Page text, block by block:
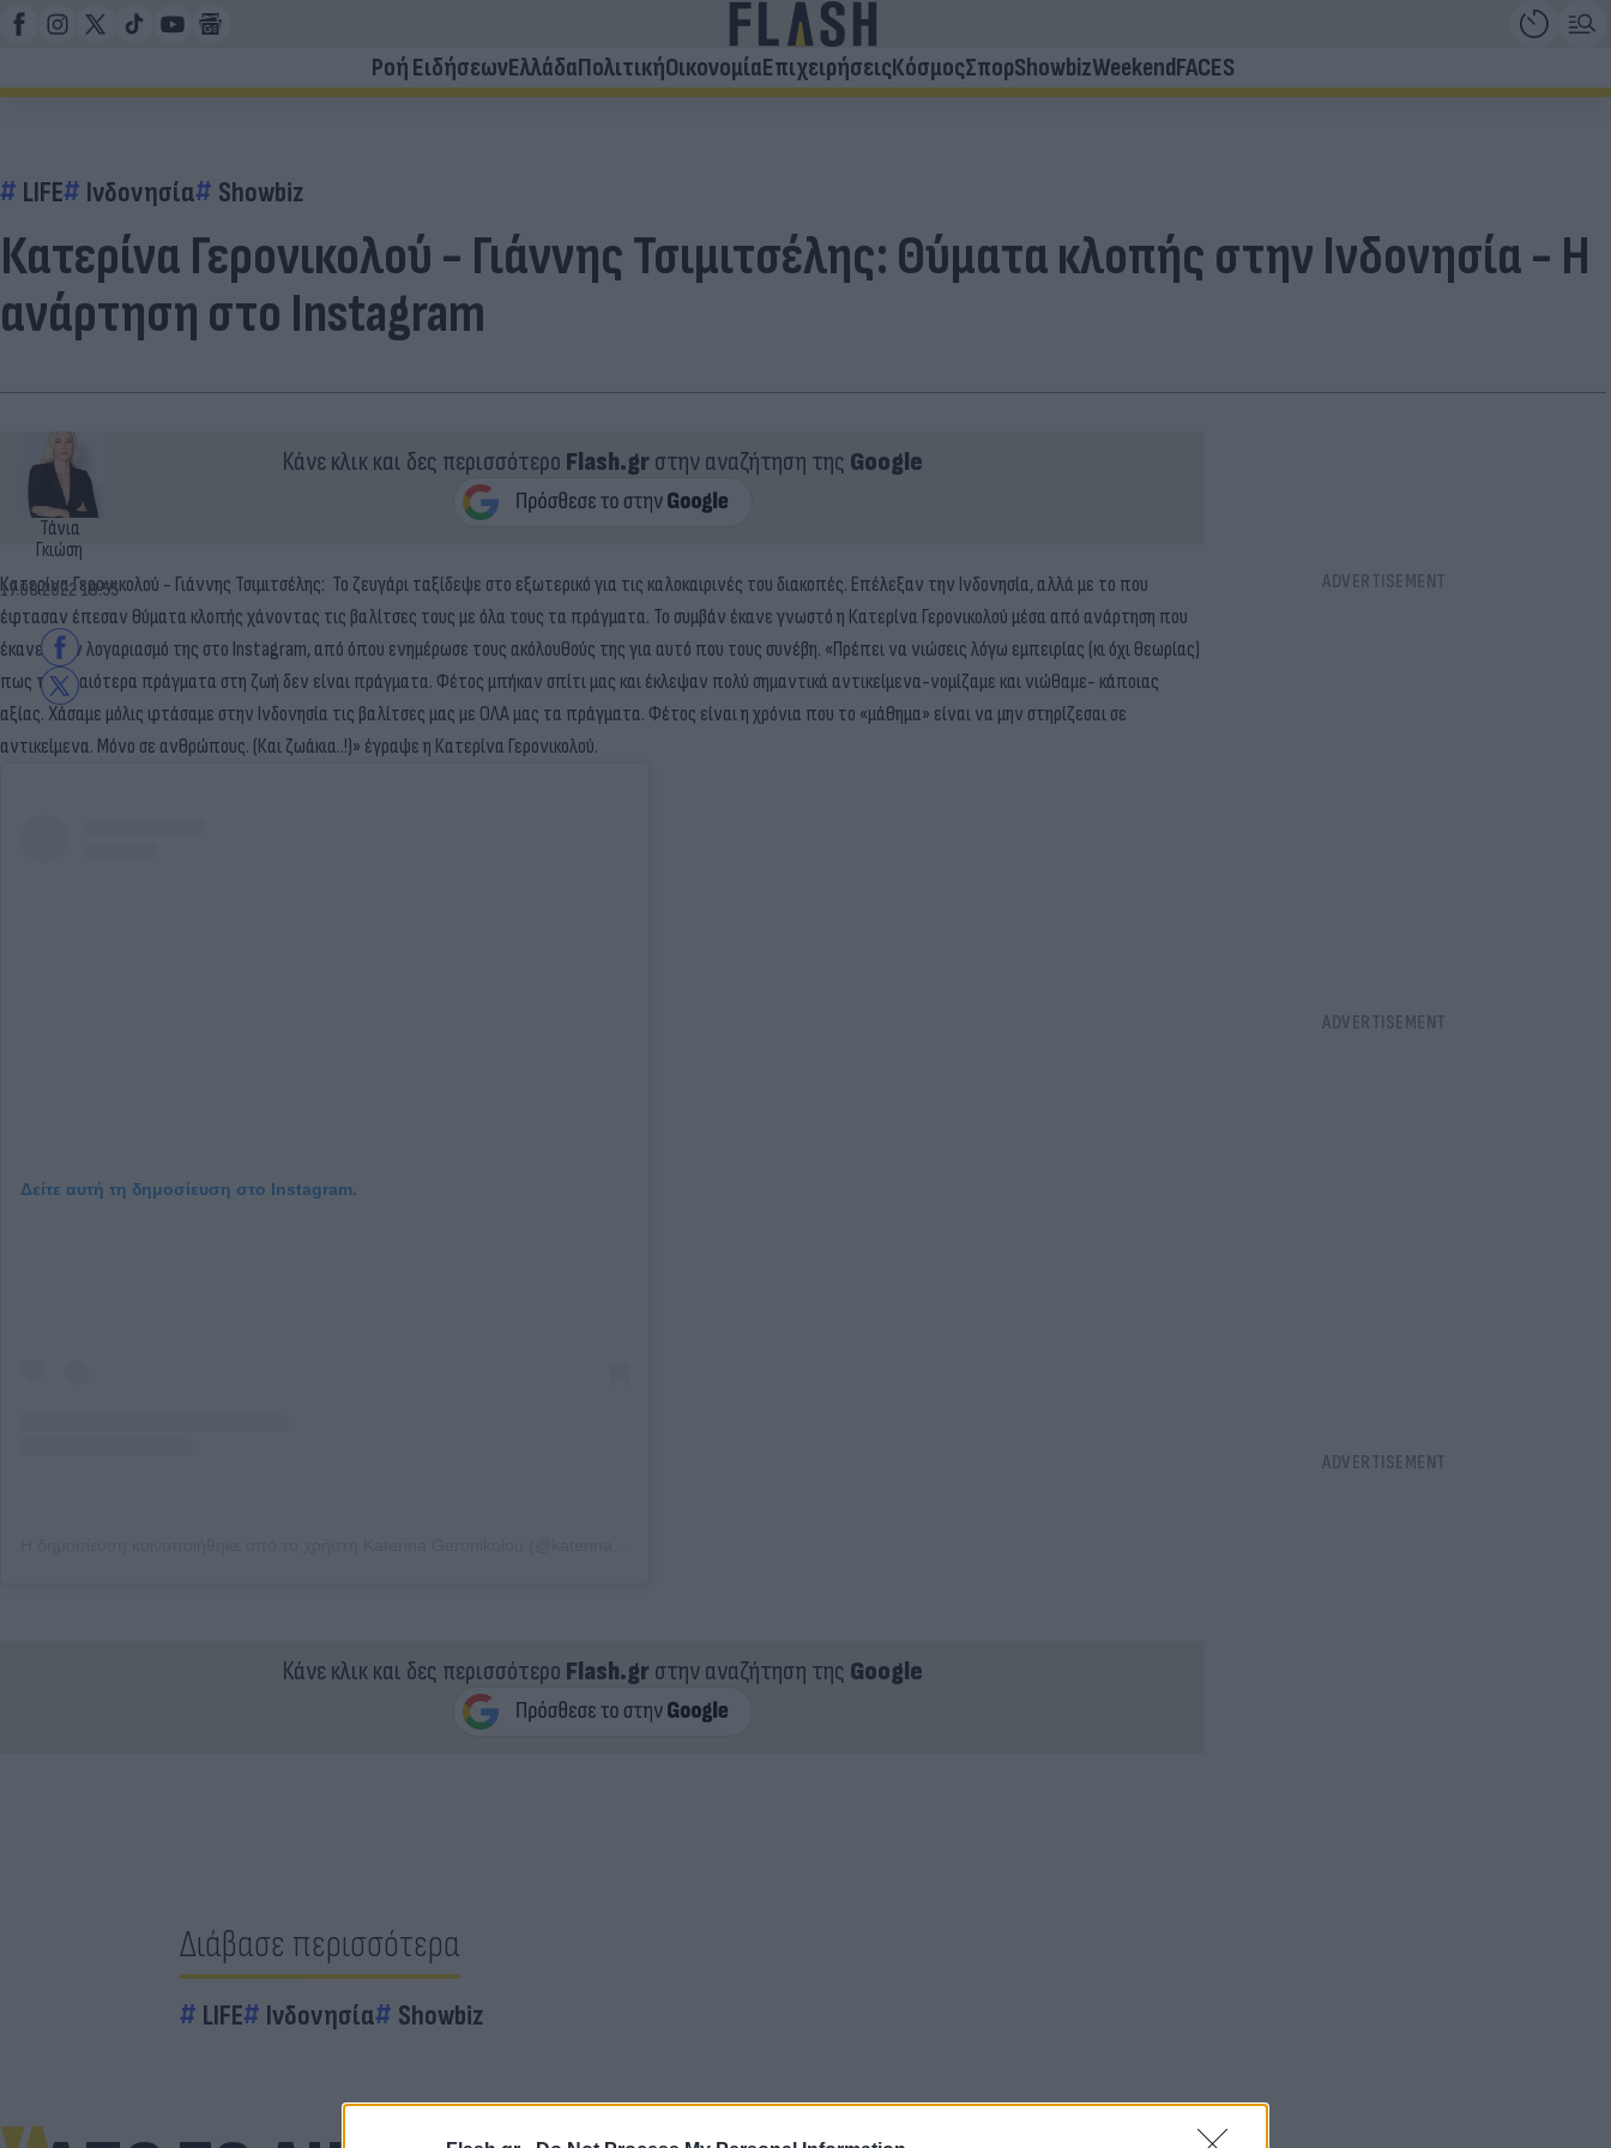
Ροή ΕιδήσεωνΕλλάδαΠολιτικήΟικονομίαΕπιχειρήσειςΚόσμοςΣπορShowbizWeekendFACES
LIFE Ινδονησία Showbiz
Κατερίνα Γερονικολού - Γιάννης Τσιμιτσέλης: Θύματα κλοπής στην Ινδονησία - Η
ανάρτηση στο Instagram
Τάνια
Γκιώση
17.08.2022 19:55
Κάνε κλικ και δες περισσότερο Flash.grστην αναζήτηση της Google
Κατερίνα Γερονικολού - Γιάννης Τσιμιτσέλης: To ζευγάρι ταξίδεψε στο εξωτερικό για τις καλοκαιρινές του διακοπές. Επέλεξαν την Ινδονησία, αλλά με το που
έφτασαν έπεσαν θύματα κλοπής χάνοντας τις βαλίτσες τους με όλα τους τα πράγματα. Το συμβάν έκανε γνωστό η Κατερίνα Γερονικολού μέσα από ανάρτηση που
έκανε στον λογαριασμό της στο Instagram, από όπου ενημέρωσε τους ακόλουθούς της για αυτό που τους συνέβη. «Πρέπει να νιώσεις λόγω εμπειρίας (κι όχι θεωρίας)
πως τα ωραιότερα πράγματα στη ζωή δεν είναι πράγματα. Φέτος μπήκαν σπίτι μας και έκλεψαν πολύ σημαντικά αντικείμενα-νομίζαμε και νιώθαμε- κάποιας
αξίας. Χάσαμε μόλις φτάσαμε στην Ινδονησία τις βαλίτσες μας με ΟΛΑ μας τα πράγματα. Φέτος είναι η χρόνια που το «μάθημα» είναι να μην στηρίζεσαι σε
αντικείμενα. Μόνο σε ανθρώπους. (Και ζωάκια..!)» έγραψε η Κατερίνα Γερονικολού.
Δείτε αυτή τη δημοσίευση στο Instagram.
Κάνε κλικ και δες περισσότερο Flash.grστην αναζήτηση της Google
Διάβασε περισσότερα
LIFE Ινδονησία Showbiz